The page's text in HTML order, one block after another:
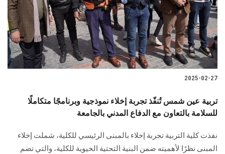
هيئة التدريس
الدراسات العليا
الزائـرون
2025-02-27
تربية عين شمس تُنفّذ تجربة إخلاء نموذجية وبرنامجًا متكاملًا
للسلامة بالتعاون مع الدفاع المدني بالجامعة
نفذت كلية التربية تجربة إخلاء بالمبنى الرئيسي للكلية، شملت إخلاء
المبنى نظرًا لأهميته ضمن البنية التحتية الحيوية للكلية، والتي تضم